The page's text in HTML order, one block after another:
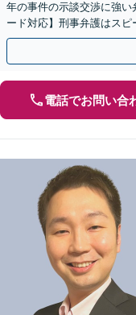
年の事件の示談交渉に強
ード対応】刑事弁護はス
刻も早くご相談ください【
電話でお問い合